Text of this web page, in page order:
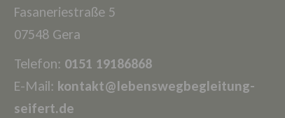
Fasaneriestraße 5
07548 Gera
Telefon: 0151 19186868
E-Mail: kontakt@lebenswegbegleitung-
seifert.de